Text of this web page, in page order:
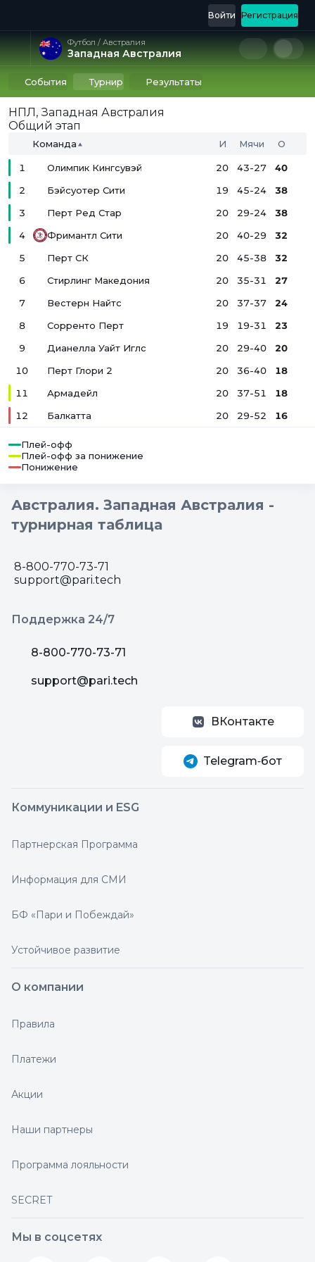
Регистрация
Войти
Футбол / Австралия
Западная Австралия
События Турнир Результаты
НПЛ, Западная Австралия
Общий этап
Команда
1
Олимпик Кингсувэй
2
Бэйсуотер Сити
3
Перт Ред Стар
4
Фримантл Сити
5
Перт СК
6
Стирлинг Македония
7
Вестерн Найтс
8
Сорренто Перт
9
Дианелла Уайт Иглс
10
Перт Глори 2
11
Армадейл
12
Балкатта
И Мячи О
20 43-27
40
19
45-24
38
20
29-24
38
20
40-29
32
20
45-38
32
20
35-31
27
20
37-37
24
19
19-31
23
20
29-40
20
20
36-40
18
20
37-51
18
20
29-52 16
Плей-офф
Плей-офф за понижение
Понижение
Австралия. Западная Австралия -
турнирная таблица
8-800-770-73-71
support@pari.tech
Поддержка 24/7
8-800-770-73-71
support@pari.tech
ВКонтакте
Telegram‑бот
Коммуникации и ESG
Партнерская Программа
Информация для СМИ
БФ «Пари и Побеждай»
Устойчивое развитие
О компании
Правила
Платежи
Акции
Наши партнеры
Программа лояльности
SECRET
Мы в соцсетях